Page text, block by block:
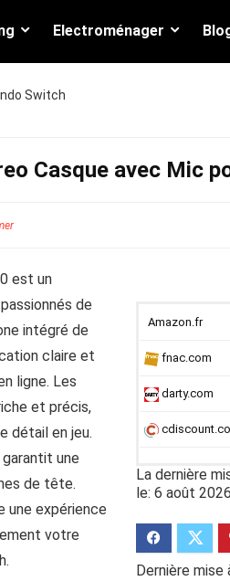
Electroménager
Switch
Casque avec Mic
est un
de
intégré de
claire et
ligne. Les
et précis,
détail en jeu.
une
de tête.
une expérience
votre
Amazon.fr
fnac.com
darty.com
La dernière
le: 6 août
Dernière mise